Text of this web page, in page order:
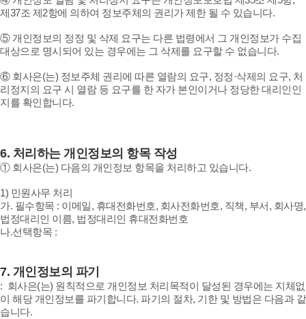
제37조 제2항에 의하여 정보주체의 권리가 제한 될 수 있습니다.
⑤ 개인정보의 정정 및 삭제 요구는 다른 법령에서 그 개인정보가 수집
대상으로 명시되어 있는 경우에는 그 삭제를 요구할 수 없습니다.
⑥ 회사은(는) 정보주체 권리에 따른 열람의 요구, 정정·삭제의 요구, 처
리정지의 요구 시 열람 등 요구를 한 자가 본인이거나 정당한 대리인인
지를 확인합니다.
6. 처리하는 개인정보의 항목 작성
① 회사은(는) 다음의 개인정보 항목을 처리하고 있습니다.
1) 민원사무 처리
가. 필수항목 : 이메일, 휴대전화번호, 회사전화번호, 직책, 부서, 회사명,
법정대리인 이름, 법정대리인 휴대전화번호
나.선택항목 :
7. 개인정보의 파기
: 회사은(는) 원칙적으로 개인정보 처리목적이 달성된 경우에는 지체없
이 해당 개인정보를 파기합니다. 파기의 절차, 기한 및 방법은 다음과 같
습니다.